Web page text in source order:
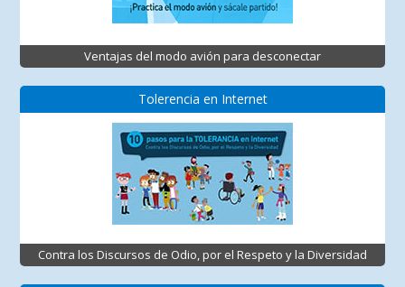
Ventajas del modo avión para desconectar
Tolerencia en Internet
Contra los Discursos de Odio, por el Respeto y la Diversidad